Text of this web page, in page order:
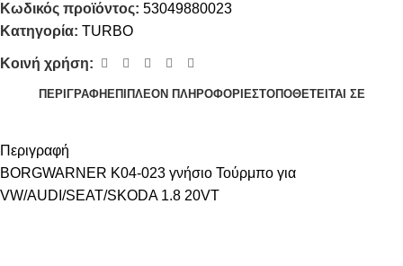
Κωδικός προϊόντος: 53049880023
Κατηγορία: TURBO
Κοινή χρήση:
ΠΕΡΙΓΡΑΦΉΕΠΙΠΛΈΟΝ ΠΛΗΡΟΦΟΡΊΕΣΤΟΠΟΘΕΤΕΊΤΑΙ ΣΕ
Περιγραφή
BORGWARNER K04-023 γνήσιο Τούρμπο για
VW/AUDI/SEAT/SKODA 1.8 20VT